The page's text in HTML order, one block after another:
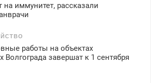
на иммунитет, рассказали
работы на объектах
Волгограда завершат к 1 сентября